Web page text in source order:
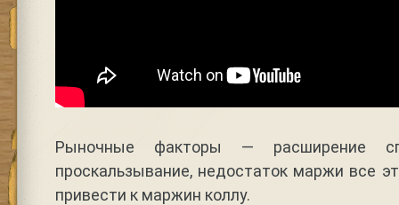
Рыночные факторы — расширение
проскальзывание, недостаток маржи все
привести к маржин коллу.